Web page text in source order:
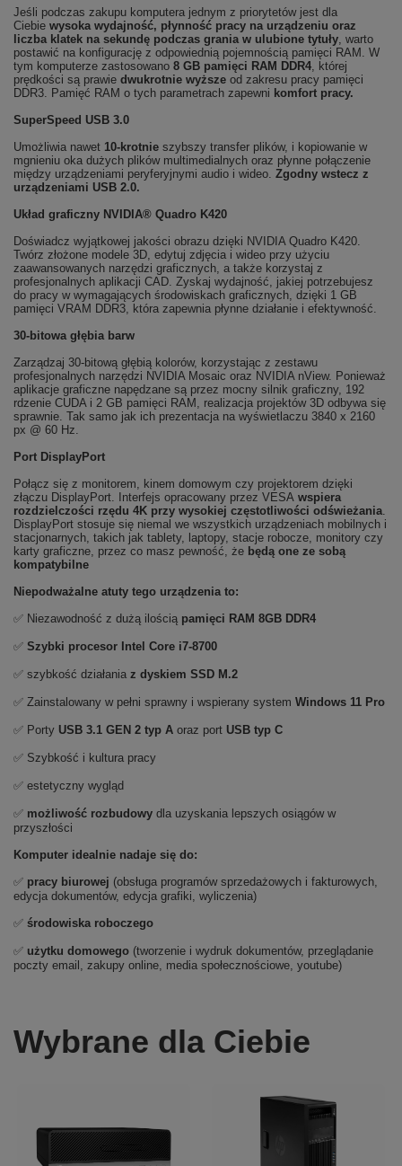
Jeśli podczas zakupu komputera jednym z priorytetów jest dla
Ciebie wysoka wydajność, płynność pracy na urządzeniu oraz
liczba klatek na sekundę podczas grania w ulubione tytuły, warto
postawić na konfigurację z odpowiednią pojemnością pamięci RAM. W
tym komputerze zastosowano 8 GB pamięci RAM DDR4, której
prędkości są prawie dwukrotnie wyższe od zakresu pracy pamięci
DDR3. Pamięć RAM o tych parametrach zapewni komfort pracy.
SuperSpeed USB 3.0
Umożliwia nawet 10-krotnie szybszy transfer plików, i kopiowanie w
mgnieniu oka dużych plików multimedialnych oraz płynne połączenie
między urządzeniami peryferyjnymi audio i wideo. Zgodny wstecz z
urządzeniami USB 2.0.
Układ graficzny NVIDIA® Quadro K420
Doświadcz wyjątkowej jakości obrazu dzięki NVIDIA Quadro K420.
Twórz złożone modele 3D, edytuj zdjęcia i wideo przy użyciu
zaawansowanych narzędzi graficznych, a także korzystaj z
profesjonalnych aplikacji CAD. Zyskaj wydajność, jakiej potrzebujesz
do pracy w wymagających środowiskach graficznych, dzięki 1 GB
pamięci VRAM DDR3, która zapewnia płynne działanie i efektywność.
30-bitowa głębia barw
Zarządzaj 30-bitową głębią kolorów, korzystając z zestawu
profesjonalnych narzędzi NVIDIA Mosaic oraz NVIDIA nView. Ponieważ
aplikacje graficzne napędzane są przez mocny silnik graficzny, 192
rdzenie CUDA i 2 GB pamięci RAM, realizacja projektów 3D odbywa się
sprawnie. Tak samo jak ich prezentacja na wyświetlaczu 3840 x 2160
px @ 60 Hz.
Port DisplayPort
Połącz się z monitorem, kinem domowym czy projektorem dzięki
złączu DisplayPort. Interfejs opracowany przez VESA wspiera
rozdzielczości rzędu 4K przy wysokiej częstotliwości odświeżania.
DisplayPort stosuje się niemal we wszystkich urządzeniach mobilnych i
stacjonarnych, takich jak tablety, laptopy, stacje robocze, monitory czy
karty graficzne, przez co masz pewność, że będą one ze sobą
kompatybilne
Niepodważalne atuty tego urządzenia to:
✅ Niezawodność z dużą ilością pamięci RAM 8GB DDR4
✅ Szybki procesor Intel Core i7-8700
✅ szybkość działania z dyskiem SSD M.2
✅ Zainstalowany w pełni sprawny i wspierany system Windows 11 Pro
✅ Porty USB 3.1 GEN 2 typ A oraz port USB typ C
✅ Szybkość i kultura pracy
✅ estetyczny wygląd
✅ możliwość rozbudowy dla uzyskania lepszych osiągów w
przyszłości
Komputer idealnie nadaje się do:
✅ pracy biurowej (obsługa programów sprzedażowych i fakturowych,
edycja dokumentów, edycja grafiki, wyliczenia)
✅ środowiska roboczego
✅ użytku domowego (tworzenie i wydruk dokumentów, przeglądanie
poczty email, zakupy online, media społecznościowe, youtube)
Wybrane dla Ciebie